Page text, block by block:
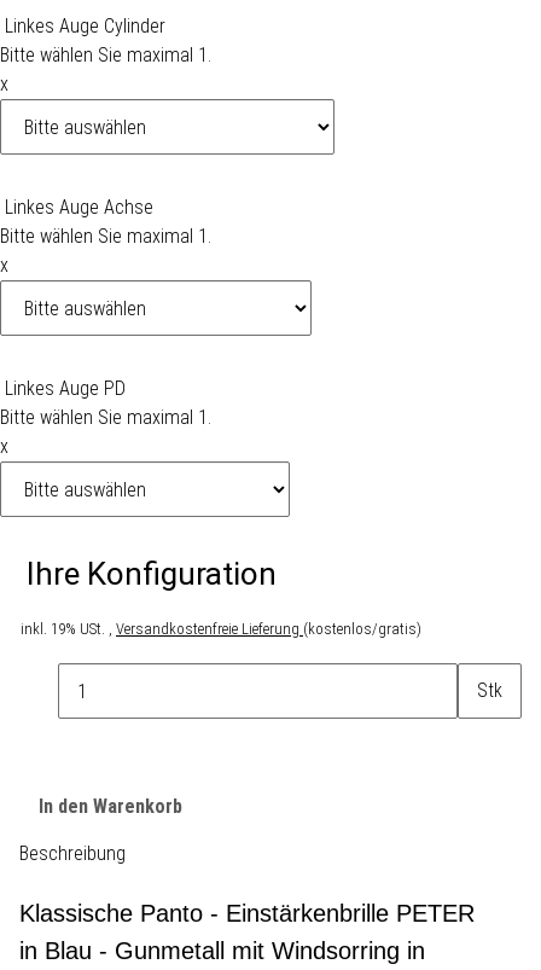
Linkes Auge Cylinder
Bitte wählen Sie maximal 1.
x
Linkes Auge Achse
Bitte wählen Sie maximal 1.
x
Linkes Auge PD
Bitte wählen Sie maximal 1.
x
Ihre Konfiguration
inkl. 19% USt. , Versandkostenfreie Lieferung (kostenlos/gratis)
Stk
In den Warenkorb
Beschreibung
Klassische Panto - Einstärkenbrille PETER
in Blau - Gunmetall mit Windsorring in